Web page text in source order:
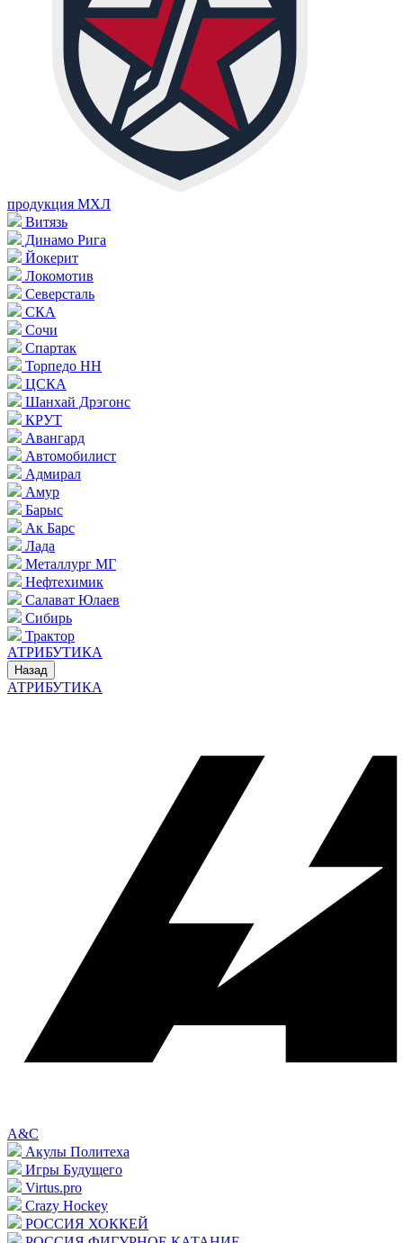
продукция МХЛ
Витязь
Динамо Рига
Йокерит
Локомотив
Северсталь
СКА
Сочи
Спартак
Торпедо НН
ЦСКА
Шанхай Дрэгонс
КРУТ
Авангард
Автомобилист
Адмирал
Амур
Барыс
Ак Барс
Лада
Металлург МГ
Нефтехимик
Салават Юлаев
Сибирь
Трактор
АТРИБУТИКА
Назад
АТРИБУТИКА
A&C
Акулы Политеха
Игры Будущего
Virtus.pro
Crazy Hockey
РОССИЯ ХОККЕЙ